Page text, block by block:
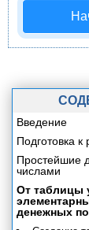
Введение
Подготовка к
Простейшие
числами
От таблицы
денежных